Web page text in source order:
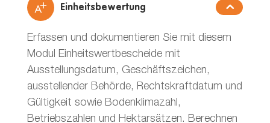
Einheitsbewertung
Erfassen und dokumentieren Sie mit diesem
Modul Einheitswertbescheide mit
Ausstellungsdatum, Geschäftszeichen,
ausstellender Behörde, Rechtskraftdatum und
Gültigkeit sowie Bodenklimazahl,
Betriebszahlen und Hektarsätzen. Berechnen